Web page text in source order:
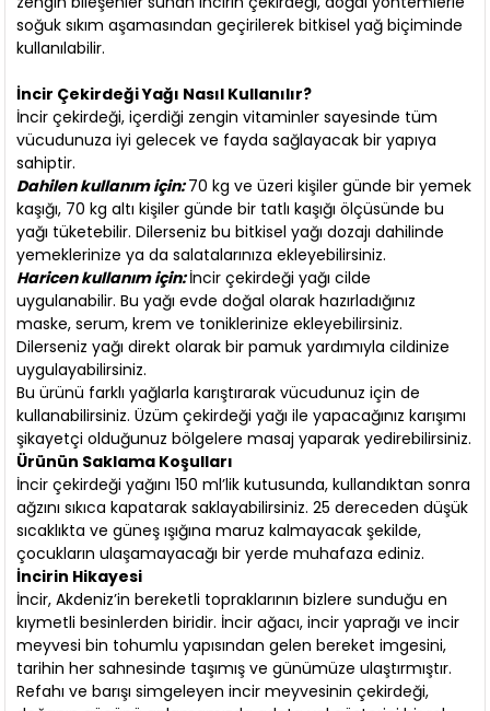
soğuk sıkım aşamasından geçirilerek bitkisel yağ biçiminde
kullanılabilir.
İncir Çekirdeği Yağı Nasıl Kullanılır?
İncir çekirdeği, içerdiği zengin vitaminler sayesinde tüm
vücudunuza iyi gelecek ve fayda sağlayacak bir yapıya
sahiptir.
Dahilen kullanım için:70 kg ve üzeri kişiler günde bir yemek
kaşığı, 70 kg altı kişiler günde bir tatlı kaşığı ölçüsünde bu
yağı tüketebilir. Dilerseniz bu bitkisel yağı dozajı dahilinde
yemeklerinize ya da salatalarınıza ekleyebilirsiniz.
Haricen kullanım için:İncir çekirdeği yağı cilde
uygulanabilir. Bu yağı evde doğal olarak hazırladığınız
maske, serum, krem ve toniklerinize ekleyebilirsiniz.
Dilerseniz yağı direkt olarak bir pamuk yardımıyla cildinize
uygulayabilirsiniz.
Bu ürünü farklı yağlarla karıştırarak vücudunuz için de
kullanabilirsiniz. Üzüm çekirdeği yağı ile yapacağınız karışımı
şikayetçi olduğunuz bölgelere masaj yaparak yedirebilirsiniz.
Ürünün Saklama Koşulları
İncir çekirdeği yağını 150 ml’lik kutusunda, kullandıktan sonra
ağzını sıkıca kapatarak saklayabilirsiniz. 25 dereceden düşük
sıcaklıkta ve güneş ışığına maruz kalmayacak şekilde,
çocukların ulaşamayacağı bir yerde muhafaza ediniz.
İncirin Hikayesi
İncir, Akdeniz’in bereketli topraklarının bizlere sunduğu en
kıymetli besinlerden biridir. İncir ağacı, incir yaprağı ve incir
meyvesi bin tohumlu yapısından gelen bereket imgesini,
tarihin her sahnesinde taşımış ve günümüze ulaştırmıştır.
Refahı ve barışı simgeleyen incir meyvesinin çekirdeği,